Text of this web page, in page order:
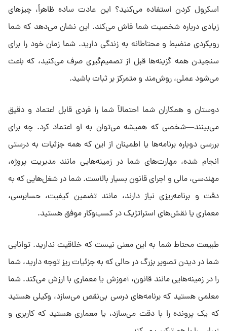
اسکرول کردن استفاده می‌کنید؟ این عادت ساده ظاهراً، چیزهای
زیادی درباره شخصیت شما فاش می‌کند. این نشان می‌دهد که شما
رویکردی منضبط و محتاطانه به زندگی دارید. شما زمان خود را برای
سنجیدن همه گزینه‌ها قبل از تصمیم‌گیری صرف می‌کنید، که باعث
می‌شود عملی، روش‌مند و متمرکز بر ثبات باشید.
دوستان و همکاران شما احتمالاً شما را فردی قابل اعتماد و دقیق
می‌بینند—شخصی که همیشه می‌توان به او اعتماد کرد. چه برای
بررسی دوباره برنامه‌ها یا اطمینان از این که همه جزئیات به درستی
انجام شده، مهارت‌های شما در زمینه‌هایی مانند مدیریت پروژه،
مهندسی، مالی و اجرای قانون بسیار بالاست. شما در شغل‌هایی که به
دقت و برنامه‌ریزی نیاز دارند، مانند تضمین کیفیت، حسابرسی،
معماری یا نقش‌های استراتژیک در کسب‌وکار موفق هستید.
طبیعت محتاط شما به این معنی نیست که خلاقیت ندارید. توانایی
شما در دیدن تصویر بزرگ در حالی که به جزئیات ریز توجه دارید، شما
را در زمینه‌هایی مانند قانون، آموزش یا معماری با ارزش می‌کند. شما
معلمی هستید که برنامه‌های درسی بی‌نقص می‌سازد، وکیلی هستید
که یک پرونده را با دقت می‌سازد، یا معماری هستید که کاربری و